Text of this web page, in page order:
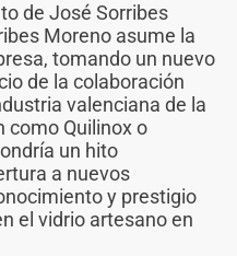
de José Sorribes
Moreno asume la
tomando un nuevo
de la colaboración
valenciana de la
como Quilinox o
un hito
a nuevos
y prestigio
el vidrio artesano en